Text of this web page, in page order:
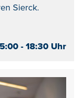
Sierck.
- 18:30 Uhr